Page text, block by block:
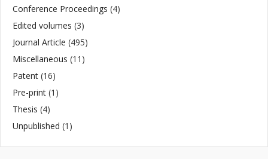
Conference Proceedings (4)
Edited volumes (3)
Journal Article (495)
Miscellaneous (11)
Patent (16)
Pre-print (1)
Thesis (4)
Unpublished (1)